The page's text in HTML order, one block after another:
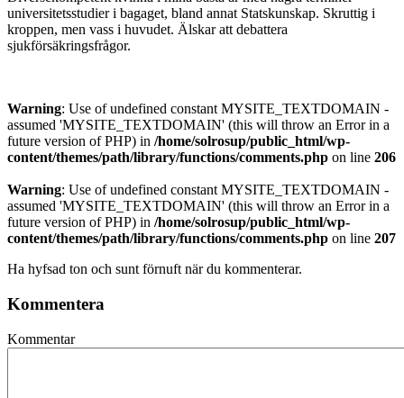
universitetsstudier i bagaget, bland annat Statskunskap. Skruttig i
kroppen, men vass i huvudet. Älskar att debattera
sjukförsäkringsfrågor.
Warning: Use of undefined constant MYSITE_TEXTDOMAIN -
assumed 'MYSITE_TEXTDOMAIN' (this will throw an Error in a
future version of PHP) in /home/solrosup/public_html/wp-
content/themes/path/library/functions/comments.php on line 206
Warning: Use of undefined constant MYSITE_TEXTDOMAIN -
assumed 'MYSITE_TEXTDOMAIN' (this will throw an Error in a
future version of PHP) in /home/solrosup/public_html/wp-
content/themes/path/library/functions/comments.php on line 207
Ha hyfsad ton och sunt förnuft när du kommenterar.
Kommentera
Kommentar